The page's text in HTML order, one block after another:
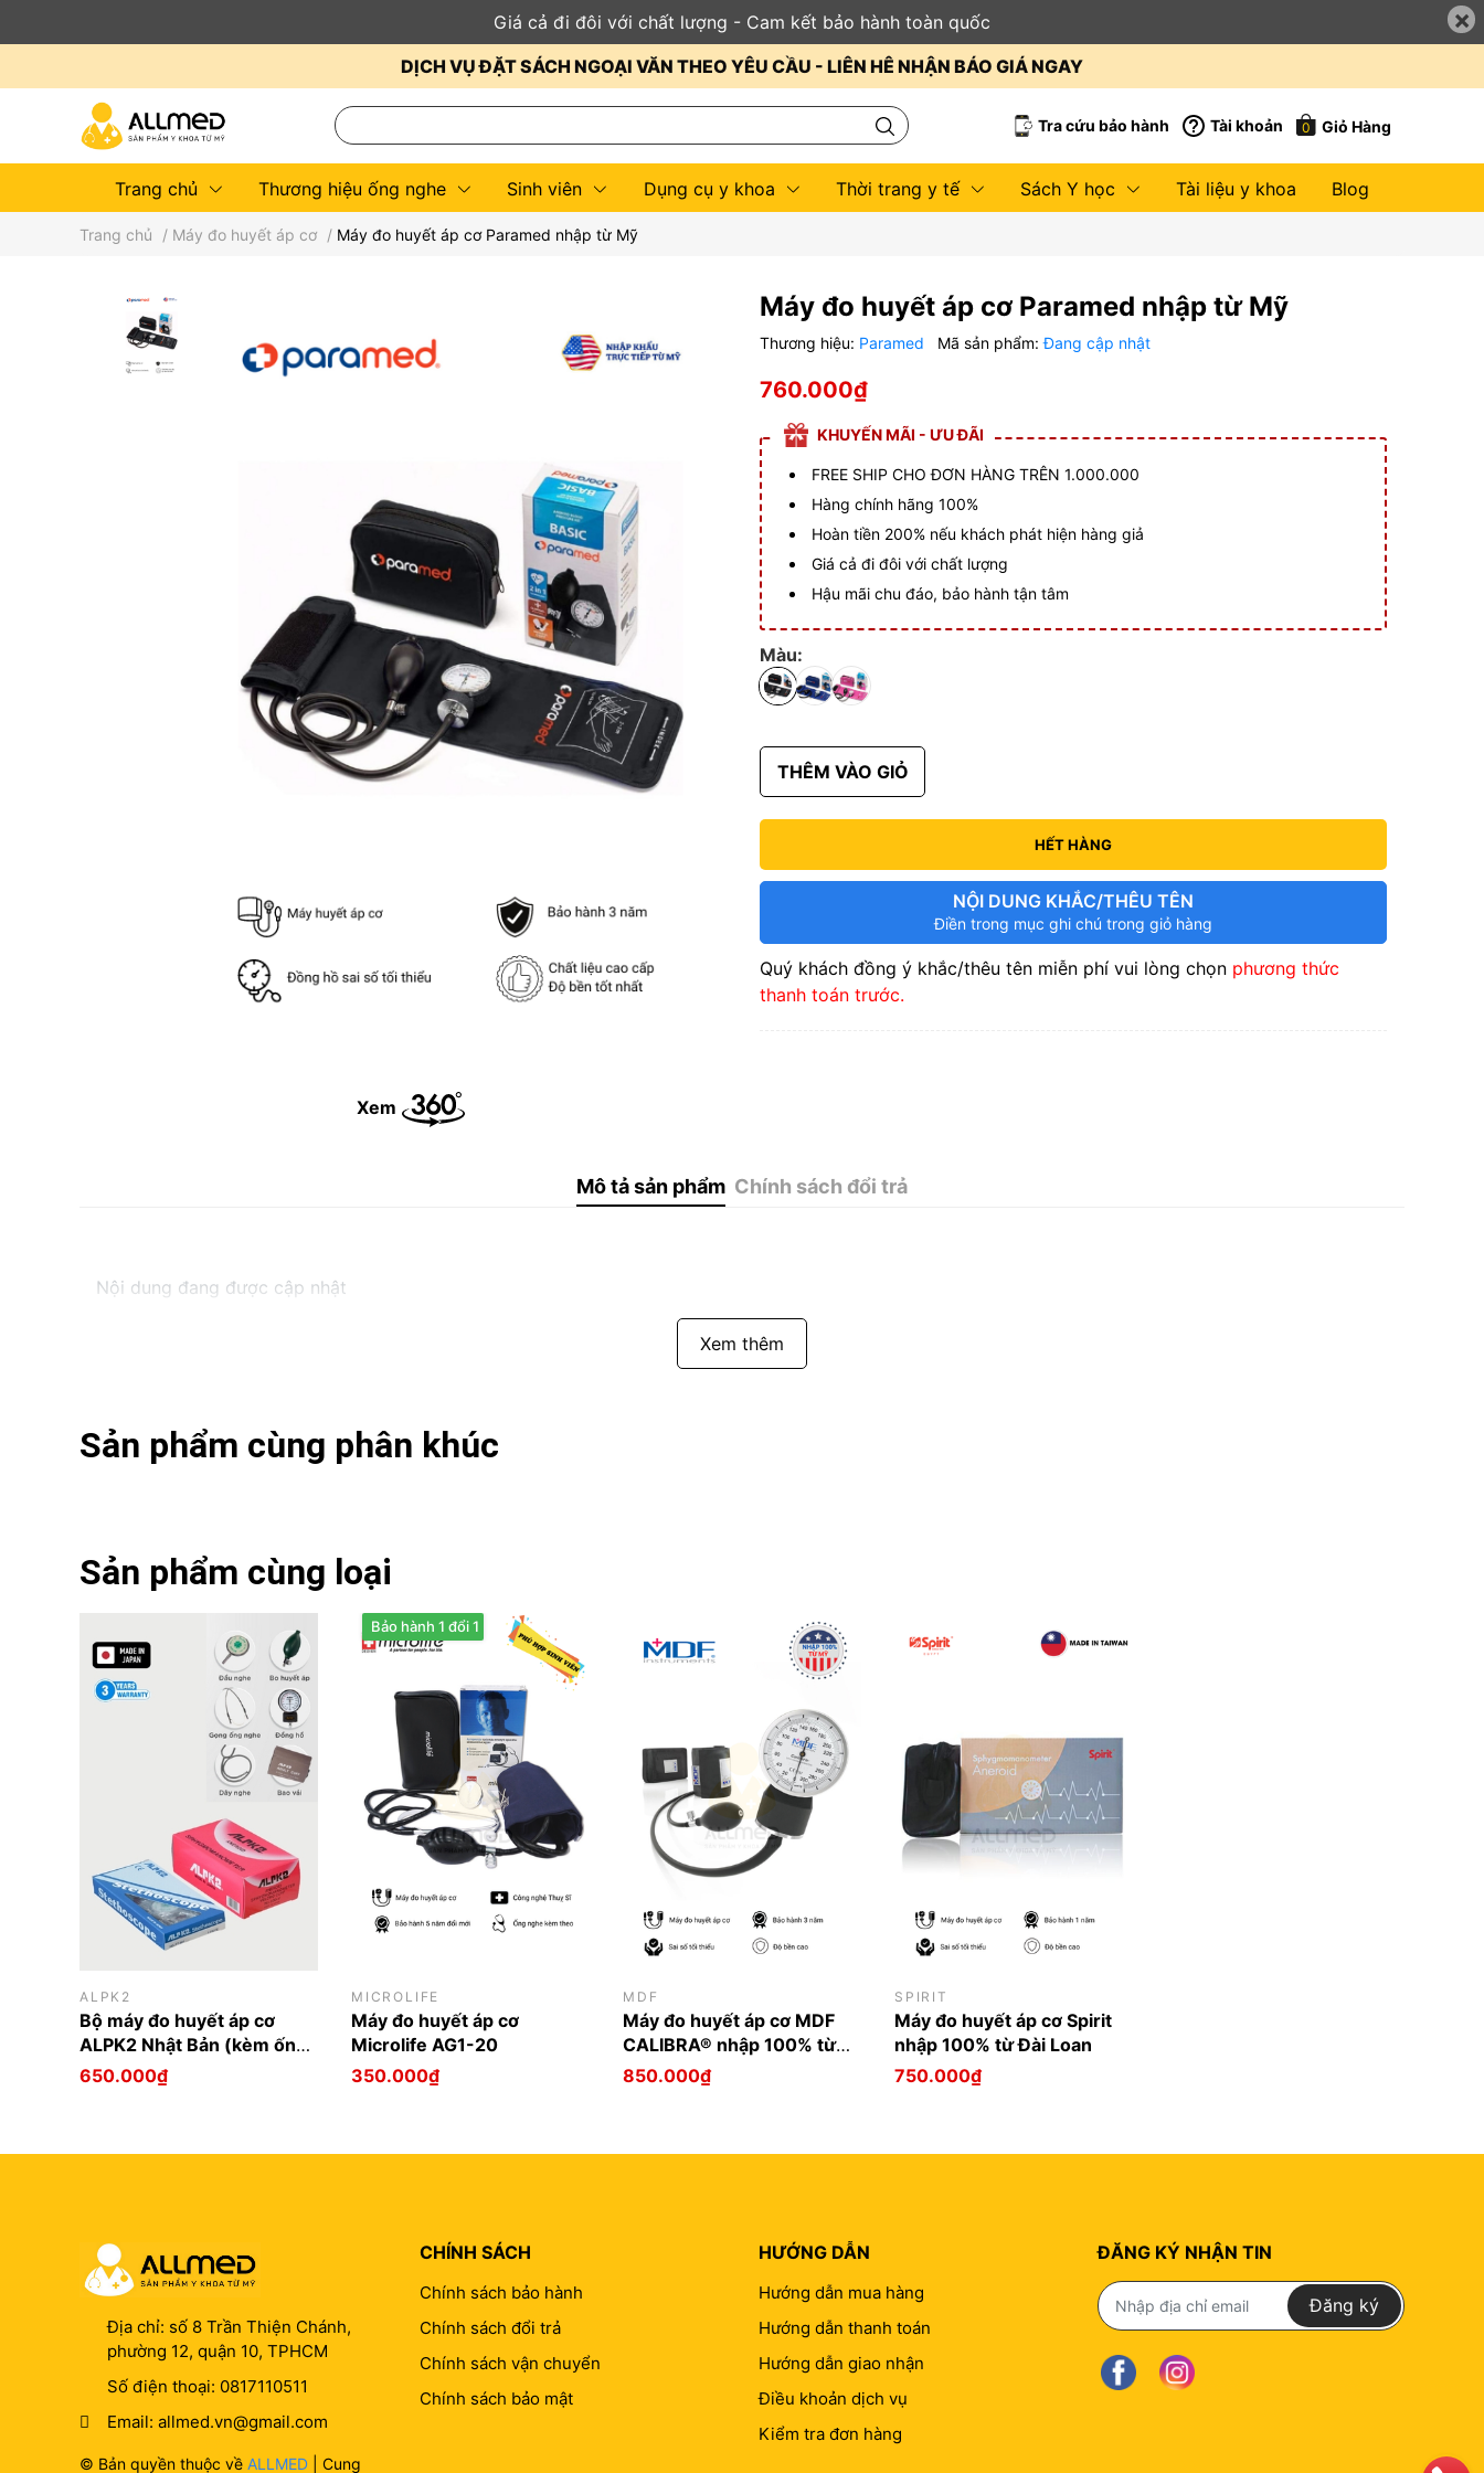
Giá cả đi đôi với chất lượng - Cam kết bảo hành toàn quốc ×
DỊCH VỤ ĐẶT SÁCH NGOẠI VĂN THEO YÊU CẦU - LIÊN HÊ NHẬN BÁO GIÁ NGAY
Tra cứu bảo hành Tài khoản 0 Giỏ Hàng
Trang chủ Thương hiệu ống nghe Sinh viên Dụng cụ y khoa Thời trang y tế Sách Y học Tài liệu y khoa Blog
Trang chủ / Máy đo huyết áp cơ / Máy đo huyết áp cơ Paramed nhập từ Mỹ
Xem
Máy đo huyết áp cơ Paramed nhập từ Mỹ
Thương hiệu: Paramed Mã sản phẩm:Đang cập nhật
760.000₫
KHUYẾN MÃI - ƯU ĐÃI
FREE SHIP CHO ĐƠN HÀNG TRÊN 1.000.000
Hàng chính hãng 100%
Hoàn tiền 200% nếu khách phát hiện hàng giả
Giá cả đi đôi với chất lượng
Hậu mãi chu đáo, bảo hành tận tâm
Màu:
THÊM VÀO GIỎ
HẾT HÀNG
NỘI DUNG KHẮC/THÊU TÊN
Điền trong mục ghi chú trong giỏ hàng
Quý khách đồng ý khắc/thêu tên miễn phí vui lòng chọn phương thức
thanh toán trước.
Mô tả sản phẩm Chính sách đổi trả
Nội dung đang được cập nhật
Xem thêm
Sản phẩm cùng phân khúc
Sản phẩm cùng loại
ALPK2
Bộ máy đo huyết áp cơ
ALPK2 Nhật Bản (kèm ống
nghe)
650.000₫
Bảo hành 1 đổi 1
MICROLIFE
Máy đo huyết áp cơ
Microlife AG1-20
350.000₫
MDF
Máy đo huyết áp cơ MDF
CALIBRA® nhập 100% từ
Mỹ
850.000₫
SPIRIT
Máy đo huyết áp cơ Spirit
nhập 100% từ Đài Loan
750.000₫
Địa chỉ: số 8 Trần Thiện Chánh,
phường 12, quận 10, TPHCM
Số điện thoại: 0817110511
Email: allmed.vn@gmail.com
© Bản quyền thuộc về ALLMED | Cung
CHÍNH SÁCH
Chính sách bảo hành
Chính sách đổi trả
Chính sách vận chuyển
Chính sách bảo mật
HƯỚNG DẪN
Hướng dẫn mua hàng
Hướng dẫn thanh toán
Hướng dẫn giao nhận
Điều khoản dịch vụ
Kiểm tra đơn hàng
ĐĂNG KÝ NHẬN TIN
Đăng ký